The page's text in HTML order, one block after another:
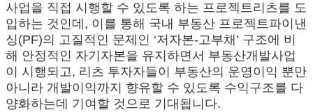
사업을 직접 시행할 수 있도록 하는 프로젝트리츠를 도
입하는 것인데, 이를 통해 국내 부동산 프로젝트파이낸
싱(PF)의 고질적인 문제인 ‘저자본-고부채’ 구조에 비
해 안정적인 자기자본을 유지하면서 부동산개발사업
이 시행되고, 리츠 투자자들이 부동산의 운영이익 뿐만
아니라 개발이익까지 향유할 수 있도록 수익구조를 다
양화하는데 기여할 것으로 기대됩니다.